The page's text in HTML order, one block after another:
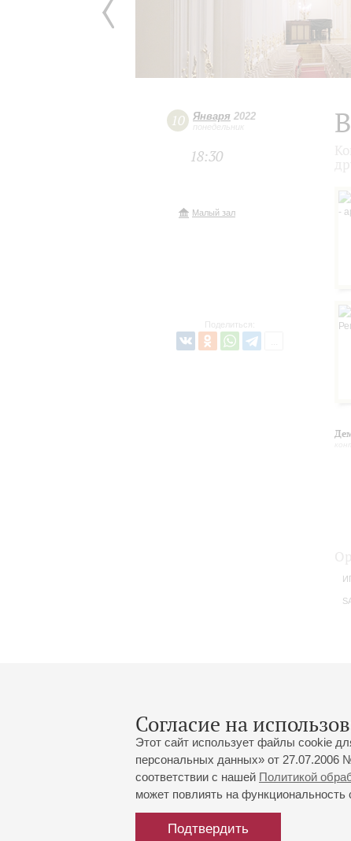
Согласие на
Этот сайт использует файлы cookie
персональных данных» от 27.07.2006
соответствии с нашей Политикой
может повлиять на функциональность
Подтвердить
10 Января 2022
понедельник
18:30
Малый зал
Поделиться:
Большой зал:
191186, Санкт-Петербург,